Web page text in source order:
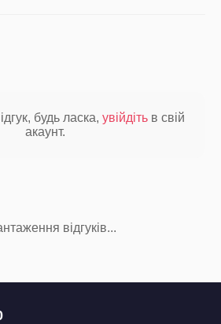
будь ласка, увійдіть в свій
акаунт.
відгуків...